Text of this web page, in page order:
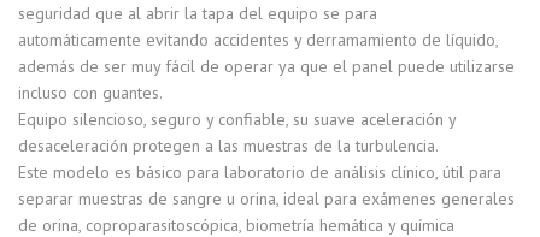
seguridad que al abrir la tapa del equipo se para
automáticamente evitando accidentes y derramamiento de líquido,
además de ser muy fácil de operar ya que el panel puede utilizarse
incluso con guantes.
Equipo silencioso, seguro y confiable, su suave aceleración y
desaceleración protegen a las muestras de la turbulencia.
Este modelo es básico para laboratorio de análisis clínico, útil para
separar muestras de sangre u orina, ideal para exámenes generales
de orina, coproparasitoscópica, biometría hemática y química